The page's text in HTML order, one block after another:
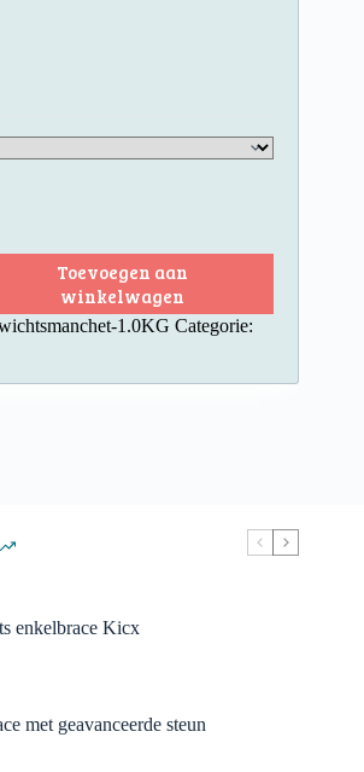
Toevoegen aan
winkelwagen
1.0KG Categorie:
enkelbrace Kicx
met geavanceerde steun